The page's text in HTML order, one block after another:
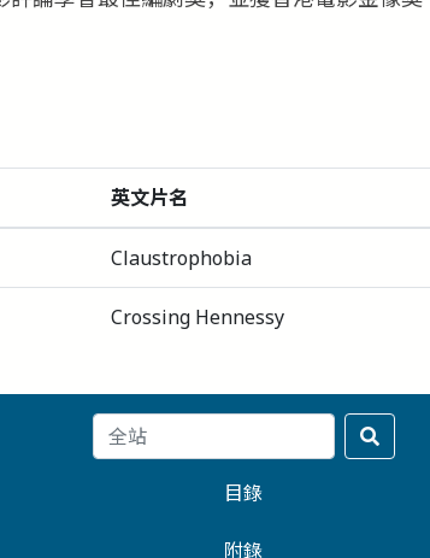
英文片名
Claustrophobia
Crossing Hennessy
目錄
附錄